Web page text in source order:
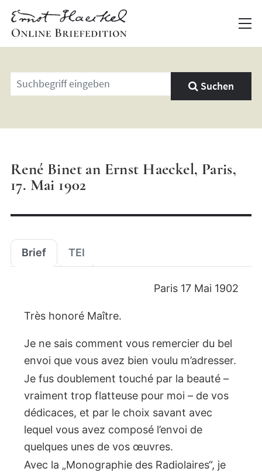
Geben
Sie
Suchbegriff
Suchen
René Binet an Ernst Haeckel, Paris,
17. Mai 1902
Brief TEI
Paris 17 Mai 1902
Très honoré Maître.
Je ne sais comment vous remercier du bel
envoi que vous avez bien voulu m’adresser.
Je fus doublement touché par la beauté –
vraiment trop flatteuse pour moi – de vos
dédicaces, et par le choix savant avec
lequel vous avez composé l’envoi de
quelques unes de vos œuvres.
Avec la „Monographie des Radiolaires“, je